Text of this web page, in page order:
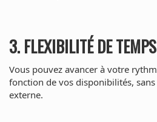
3. FLEXIBILITÉ DE TEMPS
Vous pouvez avancer à votre
fonction de vos disponibilités,
externe.